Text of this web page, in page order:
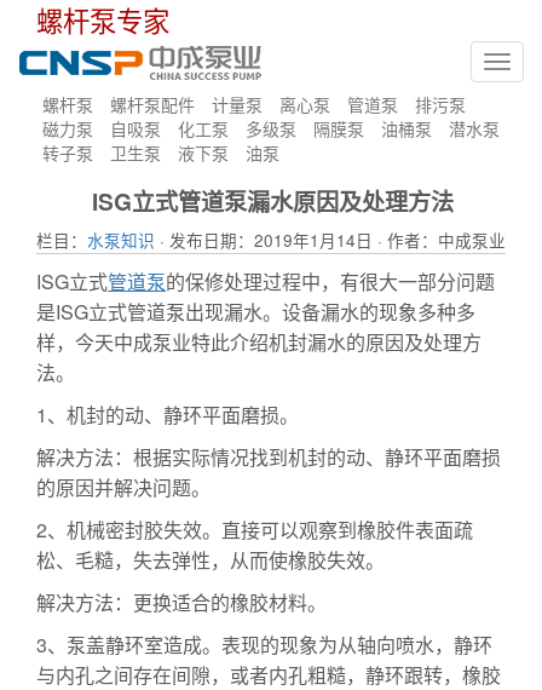
螺杆泵专家
螺杆泵 螺杆泵配件 计量泵 离心泵 管道泵
排污泵
磁力泵
自吸泵 化工泵 多级泵 隔膜泵 油桶泵
潜水泵
转子泵
卫生泵 液下泵 油泵
ISG立式管道泵漏水原因及处理方法
栏目： 水泵知识 · 发布日期：2019年1月14日 · 作者：中成泵业
ISG立式管道泵的保修处理过程中，有很大一部分问题
是ISG立式管道泵出现漏水。设备漏水的现象多种多
样，今天中成泵业特此介绍机封漏水的原因及处理方
法。
1、机封的动、静环平面磨损。
解决方法：根据实际情况找到机封的动、静环平面磨损
的原因并解决问题。
2、机械密封胶失效。直接可以观察到橡胶件表面疏
松、毛糙，失去弹性，从而使橡胶失效。
解决方法：更换适合的橡胶材料。
3、泵盖静环室造成。表现的现象为从轴向喷水，静环
与内孔之间存在间隙，或者内孔粗糙，静环跟转，橡胶